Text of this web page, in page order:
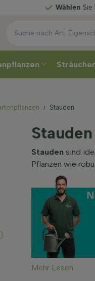
Sie Ihre Lieferwoche
Sträucher
Stauden
Stauden
Stauden sind
Pflanzen wie
Mehr Lesen